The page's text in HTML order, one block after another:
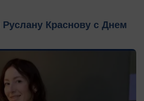
Краснову с Днем